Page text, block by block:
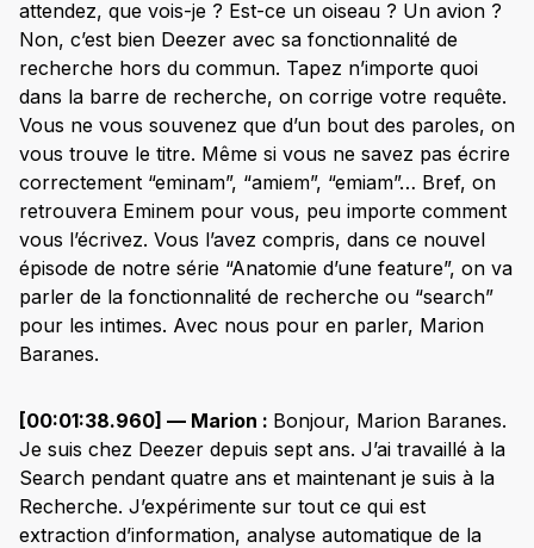
attendez, que vois-je ? Est-ce un oiseau ? Un avion ?
Non, c’est bien Deezer avec sa fonctionnalité de
recherche hors du commun. Tapez n’importe quoi
dans la barre de recherche, on corrige votre requête.
Vous ne vous souvenez que d’un bout des paroles, on
vous trouve le titre. Même si vous ne savez pas écrire
correctement “eminam”, “amiem”, “emiam”… Bref, on
retrouvera Eminem pour vous, peu importe comment
vous l’écrivez. Vous l’avez compris, dans ce nouvel
épisode de notre série “Anatomie d’une feature”, on va
parler de la fonctionnalité de recherche ou “search”
pour les intimes. Avec nous pour en parler, Marion
Baranes.
[00:01:38.960] — Marion : Bonjour, Marion Baranes.
Je suis chez Deezer depuis sept ans. J’ai travaillé à la
Search pendant quatre ans et maintenant je suis à la
Recherche. J’expérimente sur tout ce qui est
extraction d’information, analyse automatique de la